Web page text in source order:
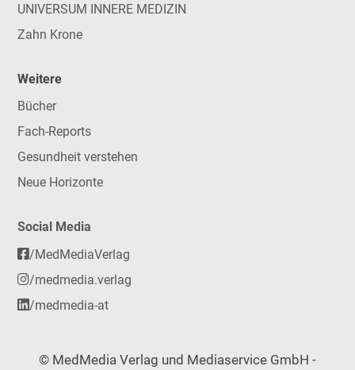
UNIVERSUM INNERE MEDIZIN
Zahn Krone
Weitere
Bücher
Fach-Reports
Gesundheit verstehen
Neue Horizonte
Social Media
/MedMediaVerlag
/medmedia.verlag
/medmedia-at
© MedMedia Verlag und Mediaservice GmbH -